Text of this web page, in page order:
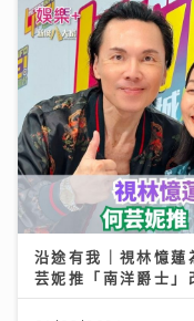
沿途有我｜視林憶
芸妮推「南洋爵士」